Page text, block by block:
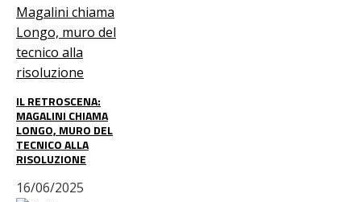
IL RETROSCENA:
MAGALINI CHIAMA
LONGO, MURO DEL
TECNICO ALLA
RISOLUZIONE
16/06/2025